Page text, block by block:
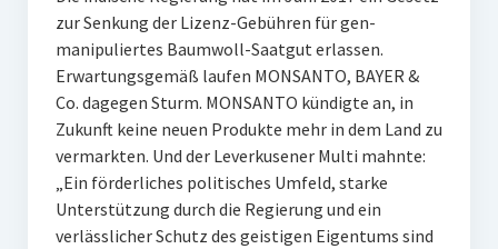
zur Senkung der Lizenz-Gebühren für gen-
manipuliertes Baumwoll-Saatgut erlassen.
Erwartungsgemäß laufen MONSANTO, BAYER &
Co. dagegen Sturm. MONSANTO kündigte an, in
Zukunft keine neuen Produkte mehr in dem Land zu
vermarkten. Und der Leverkusener Multi mahnte:
„Ein förderliches politisches Umfeld, starke
Unterstützung durch die Regierung und ein
verlässlicher Schutz des geistigen Eigentums sind